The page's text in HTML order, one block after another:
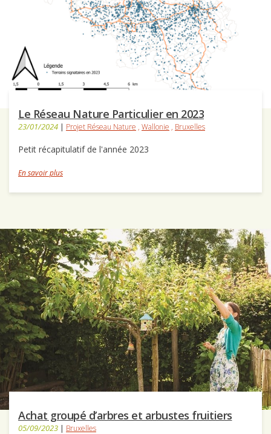
Le Réseau Nature Particulier en 2023
23/01/2024 | Projet Réseau Nature , Wallonie , Bruxelles
Petit récapitulatif de l'année 2023
En savoir plus
Achat groupé d’arbres et arbustes fruitiers
05/09/2023 | Bruxelles